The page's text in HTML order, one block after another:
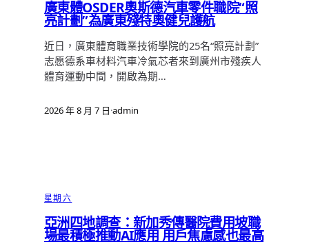
廣東體OSDER奧斯德汽車零件職院“照
亮計劃”為廣東殘特奧健兒護航
近日，廣東體育職業技術學院的25名“照亮計劃”
志愿德系車材料汽車冷氣芯者來到廣州市殘疾人
體育運動中間，開啟為期…
2026 年 8 月 7 日·admin
星期六
亞洲四地調查：新加秀傳醫院費用坡職
場最積極推動AI應用 用戶焦慮感也最高